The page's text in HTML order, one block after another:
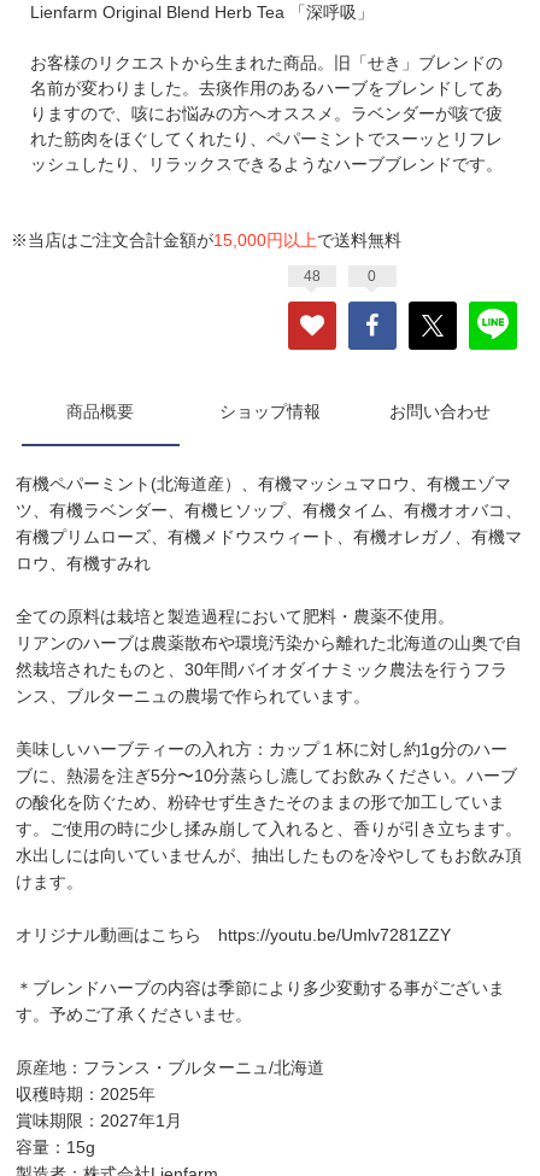
Lienfarm Original Blend Herb Tea 「深呼吸」
お客様のリクエストから生まれた商品。旧「せき」ブレンドの
名前が変わりました。去痰作用のあるハーブをブレンドしてあ
りますので、咳にお悩みの方へオススメ。ラベンダーが咳で疲
れた筋肉をほぐしてくれたり、ペパーミントでスーッとリフレ
ッシュしたり、リラックスできるようなハーブブレンドです。
※当店はご注文合計金額が15,000円以上で送料無料
48 0
商品概要 ショップ情報 お問い合わせ
有機ペパーミント(北海道産）、有機マッシュマロウ、有機エゾマ
ツ、有機ラベンダー、有機ヒソップ、有機タイム、有機オオバコ、
有機プリムローズ、有機メドウスウィート、有機オレガノ、有機マ
ロウ、有機すみれ
全ての原料は栽培と製造過程において肥料・農薬不使用。
リアンのハーブは農薬散布や環境汚染から離れた北海道の山奥で自
然栽培されたものと、30年間バイオダイナミック農法を行うフラ
ンス、ブルターニュの農場で作られています。
美味しいハーブティーの入れ方：カップ１杯に対し約1g分のハー
ブに、熱湯を注ぎ5分〜10分蒸らし漉してお飲みください。ハーブ
の酸化を防ぐため、粉砕せず生きたそのままの形で加工していま
す。ご使用の時に少し揉み崩して入れると、香りが引き立ちます。
水出しには向いていませんが、抽出したものを冷やしてもお飲み頂
けます。
オリジナル動画はこちら https://youtu.be/Umlv7281ZZY
＊ブレンドハーブの内容は季節により多少変動する事がございま
す。予めご了承くださいませ。
原産地：フランス・ブルターニュ/北海道
収穫時期：2025年
賞味期限：2027年1月
容量：15g